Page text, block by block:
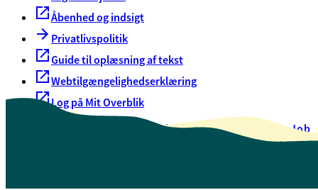
Åbenhed og indsigt
Privatlivspolitik
Guide til oplæsning af tekst
Webtilgængelighedserklæring
Log på Mit Overblik
Oversigt over selvbetjeningJob